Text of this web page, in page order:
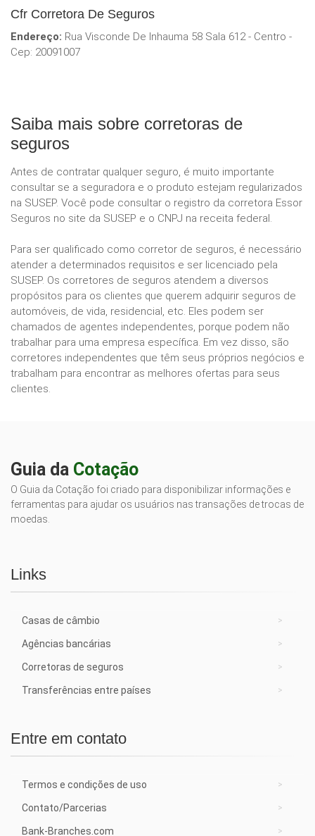
Cfr Corretora De Seguros
Endereço: Rua Visconde De Inhauma 58 Sala 612 - Centro -
Cep: 20091007
Saiba mais sobre corretoras de
seguros
Antes de contratar qualquer seguro, é muito importante
consultar se a seguradora e o produto estejam regularizados
na SUSEP. Você pode consultar o registro da corretora Essor
Seguros no site da SUSEP e o CNPJ na receita federal.
Para ser qualificado como corretor de seguros, é necessário
atender a determinados requisitos e ser licenciado pela
SUSEP. Os corretores de seguros atendem a diversos
propósitos para os clientes que querem adquirir seguros de
automóveis, de vida, residencial, etc. Eles podem ser
chamados de agentes independentes, porque podem não
trabalhar para uma empresa específica. Em vez disso, são
corretores independentes que têm seus próprios negócios e
trabalham para encontrar as melhores ofertas para seus
clientes.
Guia da Cotação
O Guia da Cotação foi criado para disponibilizar informações e
ferramentas para ajudar os usuários nas transações de trocas de
moedas.
Links
Casas de câmbio
Agências bancárias
Corretoras de seguros
Transferências entre países
Entre em contato
Termos e condições de uso
Contato/Parcerias
Bank-Branches.com